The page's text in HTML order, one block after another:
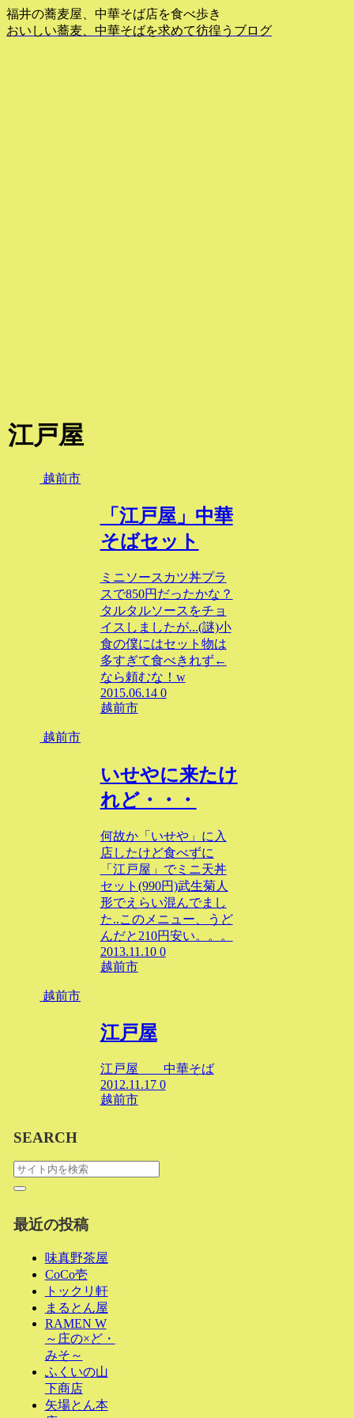
福井の蕎麦屋、中華そば店を食べ歩き
おいしい蕎麦、中華そばを求めて彷徨うブログ
江戸屋
越前市
「江戸屋」中華
そばセット
ミニソースカツ丼プラ
スで850円だったかな？
タルタルソースをチョ
イスしましたが...(謎)小
食の僕にはセット物は
多すぎて食べきれず←
なら頼むな！w
2015.06.14 0
越前市
越前市
いせやに来たけ
れど・・・
何故か「いせや」に入
店したけど食べずに
「江戸屋」でミニ天丼
セット(990円)武生菊人
形でえらい混んでまし
た..このメニュー、うど
んだと210円安い。。。
2013.11.10 0
越前市
越前市
江戸屋
江戸屋 中華そば
2012.11.17 0
越前市
SEARCH
最近の投稿
味真野茶屋
CoCo壱
トックリ軒
まるとん屋
RAMEN W
～庄の×ど・
みそ～
ふくいの山
下商店
矢場とん本